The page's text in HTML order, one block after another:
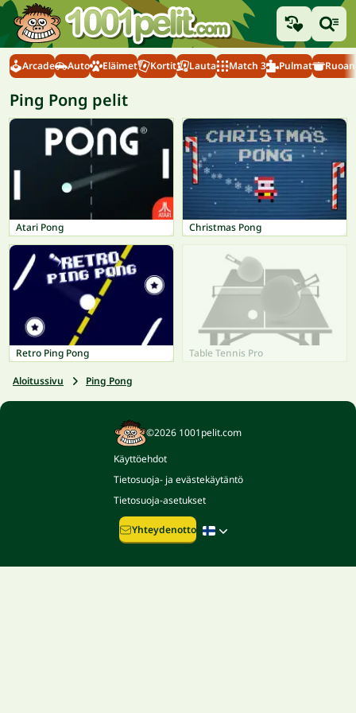
Arcade Auto Eläimet Kortit Lauta Match 3 Pulmat
Ping Pong pelit
Atari Pong Christmas Pong
Retro Ping Pong Table Tennis Pro
Aloitussivu Ping Pong
©2026 1001pelit.com
Käyttöehdot
Tietosuoja- ja evästekäytäntö
Tietosuoja-asetukset
Yhteydenotto